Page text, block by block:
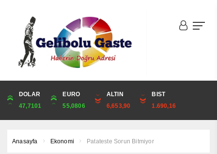
DOLAR
47,7101
EURO
55,0806
ALTIN
6,653,90
BIST
1.690,16
ONS
4,336,95
ALTIN
6,653,90
ÇEYREK
10,879,13
CUMHURİYET
44,750,00
Anasayfa Ekonomi Patateste Sorun Bitmiyor